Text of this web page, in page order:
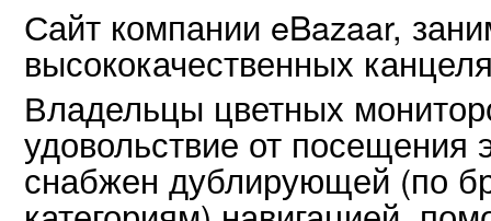
Сайт компании eBazaar,
высококачественных
Владельцы цветных
удовольствие от посещения
снабжен дублирующей (по